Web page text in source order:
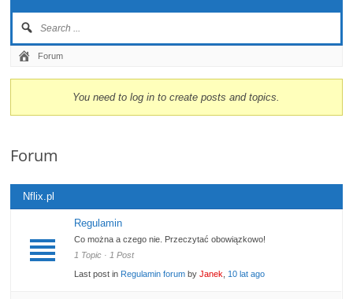
Forum
You need to log in to create posts and topics.
Forum
Nflix.pl
Regulamin
Co można a czego nie. Przeczytać obowiązkowo!
1 Topic · 1 Post
Last post in Regulamin forum byJanek 10 lat ago